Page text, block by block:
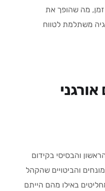
זמן, מה שהופך את
משתלמת לטווח
והבסיסי בקידום
והביטויים שהקהל
באילו מהם הייתם